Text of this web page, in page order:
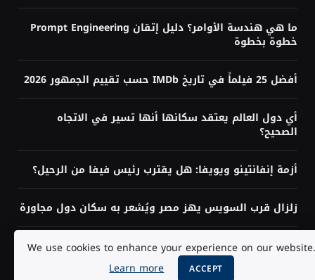
ما هي هندسة الأوامر؟ دليل إتقان Prompt Engineering
خطوة بخطوة
أفضل 25 فيلماً في تاريخ IMDb حسب تقييم الجمهور 2026
أي دول العالم يعتقد سكانها أنها تسير في الاتجاه
الصحيح؟
أزمة إنفانتينو ويويفا: هل يقترب رئيس فيفا من الرحيل؟
زلزال قرب السويس يهز مصر ويُشعر به سكان دول مجاورة
هل تحتاج إلى البرمجة لتعلم الذكاء الاصطناعي؟ الإجابة
We use cookies to enhance your experience on our website.
Learn more
ACCEPT